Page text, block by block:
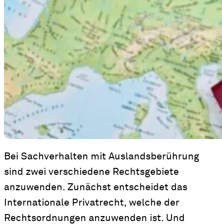
Bei Sachverhalten mit Auslandsberührung
sind zwei verschiedene Rechtsgebiete
anzuwenden. Zunächst entscheidet das
Internationale Privatrecht, welche der
Rechtsordnungen anzuwenden ist. Und